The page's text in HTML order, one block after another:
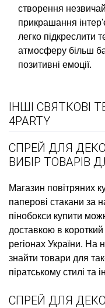
створення
прикрашання
легко підкреслити
атмосферу більш
позитивні емоції.
ІНШІ СВЯТКОВІ
4PARTY
СПРЕЙ ДЛЯ
ВИБІР ТОВАРІВ
Магазин повітряних
паперові стакани за
пінобокси купити
доставкою в
регіонах України. На
знайти товари для
піратському стилі та
СПРЕЙ ДЛЯ